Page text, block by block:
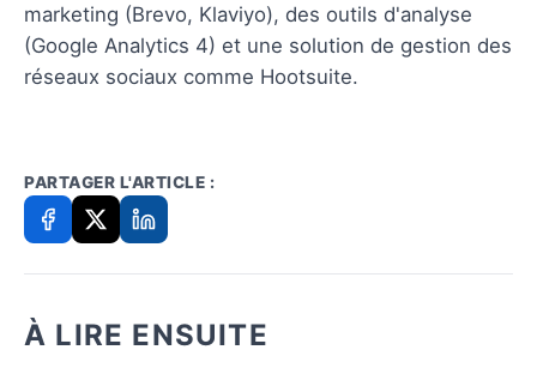
marketing (Brevo, Klaviyo), des outils d'analyse
(Google Analytics 4) et une solution de gestion des
réseaux sociaux comme Hootsuite.
PARTAGER L'ARTICLE :
À LIRE ENSUITE